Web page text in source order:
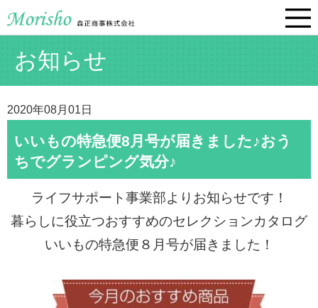
お知らせ
2020年08月01日
いいもの特急便8月号が届きました♪おう
ちでグランピング気分♪
ライフサポート事業部よりお知らせです！
暮らしに役立つおすすめのセレクションカタログ
いいもの特急便８月号が届きました！